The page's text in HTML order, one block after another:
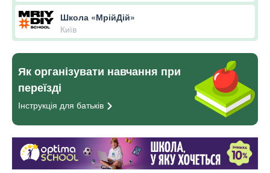
Школа «МрійДій»
Київ
Як організувати навчання при
переїзді
Інструкція для батьків